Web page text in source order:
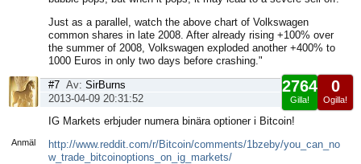
Just as a parallel, watch the above chart of Volkswagen
common shares in late 2008. After already rising +100% over
the summer of 2008, Volkswagen exploded another +400% to
1000 Euros in only two days before crashing."
Anmäl
0
Ogilla!
2764
Gilla!
#7 Av: SirBurns
2013-04-09 20:31:52
IG Markets erbjuder numera binära optioner i Bitcoin!
http://www.reddit.com/r/Bitcoin/comments/1bzeby/you_can_no
w_trade_bitcoinoptions_on_ig_markets/